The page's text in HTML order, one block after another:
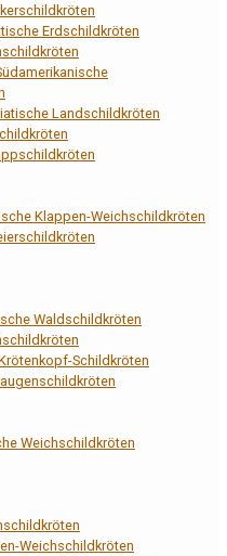
Erdschildkröten
Landschildkröten
Klappen-Weichschildkröten
Waldschildkröten
Schildkröten
Weichschildkröten
Weichschildkröten